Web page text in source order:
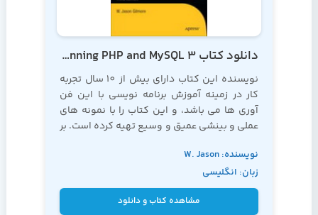
دانلود کتاب Beginning PHP and MySQL 3
نویسنده این کتاب دارای بیش از 10 سال تجربه
کار در زمینه آموزش برنامه نویسی با این فن
آوری ها می باشد، و این کتاب را با نمونه های
عملی و بینشی عمیق و وسیع تهیه کرده است. بر
کتاب به عنوان کتابی مرجع در زمینه
نگاه کنید
نویسنده: W. Jason
Gilmore
زبان: انگلیسی
مشاهده کتاب و دانلود